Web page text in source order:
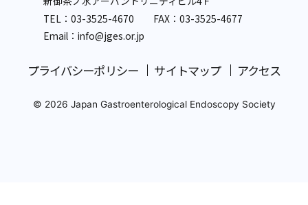
TEL：03-3525-4670 FAX：03-3525-4677
Email：info@jges.or.jp
プライバシーポリシー サイトマップ アクセス
© 2026 Japan Gastroenterological Endoscopy Society